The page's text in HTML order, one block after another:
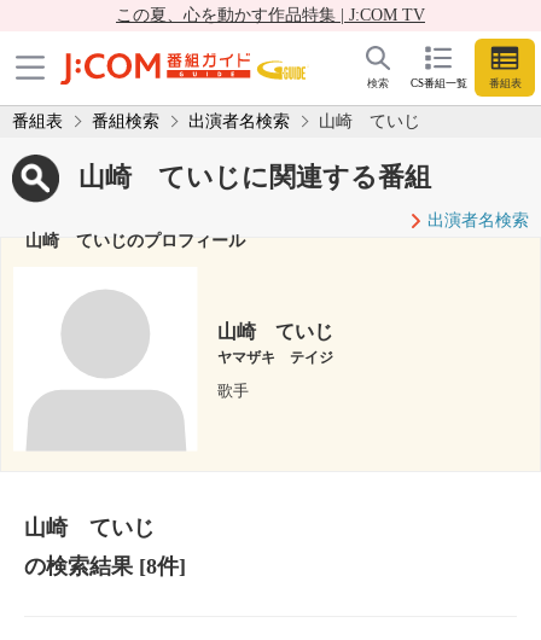
この夏、心を動かす作品特集 | J:COM TV
CS番組一覧 番組表
検索
番組表 番組検索 出演者名検索 山崎 ていじ
山崎 ていじに関連する番組
出演者名検索
山崎 ていじのプロフィール
山崎 ていじ
ヤマザキ テイジ
歌手
山崎 ていじ
の検索結果[8件]